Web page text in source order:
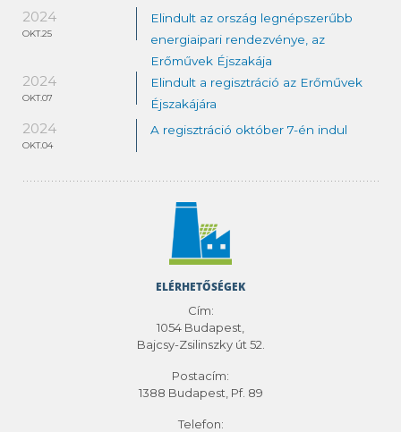
2024
OKT.25
Elindult az ország legnépszerűbb
energiaipari rendezvénye, az
Erőművek Éjszakája
2024
OKT.07
Elindult a regisztráció az Erőművek
Éjszakájára
2024
OKT.04
A regisztráció október 7-én indul
ELÉRHETŐSÉGEK
Cím:
1054 Budapest,
Bajcsy-Zsilinszky út 52.
Postacím:
1388 Budapest, Pf. 89
Telefon: